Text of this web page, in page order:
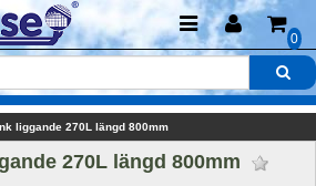
0
liggande 270L längd 800mm
270L längd 800mm